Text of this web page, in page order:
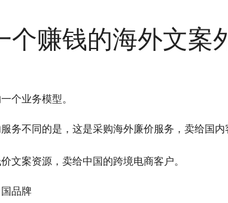
个赚钱的海外文案
个业务模型。
务不同的是，这是采购海外廉价服务，卖给国内
文案资源，卖给中国的跨境电商客户。
品牌